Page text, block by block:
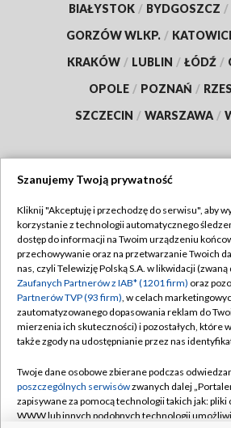
BIAŁYSTOK / BYDGOSZCZ /
GORZÓW WLKP. /
KRAKÓW / LUBLIN / ŁÓDŹ /
OPOLE / POZNAŃ /
SZCZECIN / WARSZAWA /
TVP
Abonament TVP
Emisja w TVP
Centrum informacji TVP
Naziemna Telewizja Cyfrowa
Rada Programowa
System NOS
Regulamin TVP
Polityka
Moje zgody
Pomoc
Kontakt
Szanujemy Twoją prywatność
Kliknij "Akceptuję i przechodzę do serwisu", aby
korzystanie z technologii automatycznego
dostęp do informacji na Twoim urządzeniu
przechowywanie oraz na przetwarzanie Twoich
nas, czyli Telewizję Polską S.A. w likwidacji (zwaną
Zaufanych Partnerów z IAB* (1201 firm) oraz
Partnerów TVP (93 firm), w celach
zautomatyzowanego dopasowania reklam do
mierzenia ich skuteczności) i pozostałych, które
także zgody na udostępnianie przez nas
Twoje dane osobowe zbierane podczas
poszczególnych serwisówzwanych dalej
zapisywane za pomocą technologii takich jak:
WWW lub innych podobnych technologii